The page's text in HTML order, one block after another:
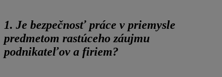
1. Je bezpečnosť práce v priemysle
predmetom rastúceho záujmu
podnikateľov a firiem?